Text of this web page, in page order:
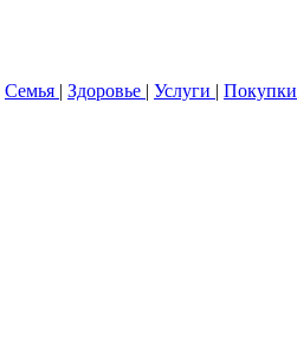
Семья | Здоровье | Услуги | Покупки